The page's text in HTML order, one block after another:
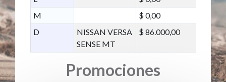
M
$ 0,00
D
NISSAN VERSA
SENSE MT
$ 86.000,00
Promociones